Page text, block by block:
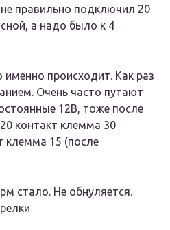
правильно подключил 20
а надо было к 4
происходит. Как раз
Очень часто путают
12В, тоже после
контакт клемма 30
клемма 15 (после
стало. Не обнуляется.